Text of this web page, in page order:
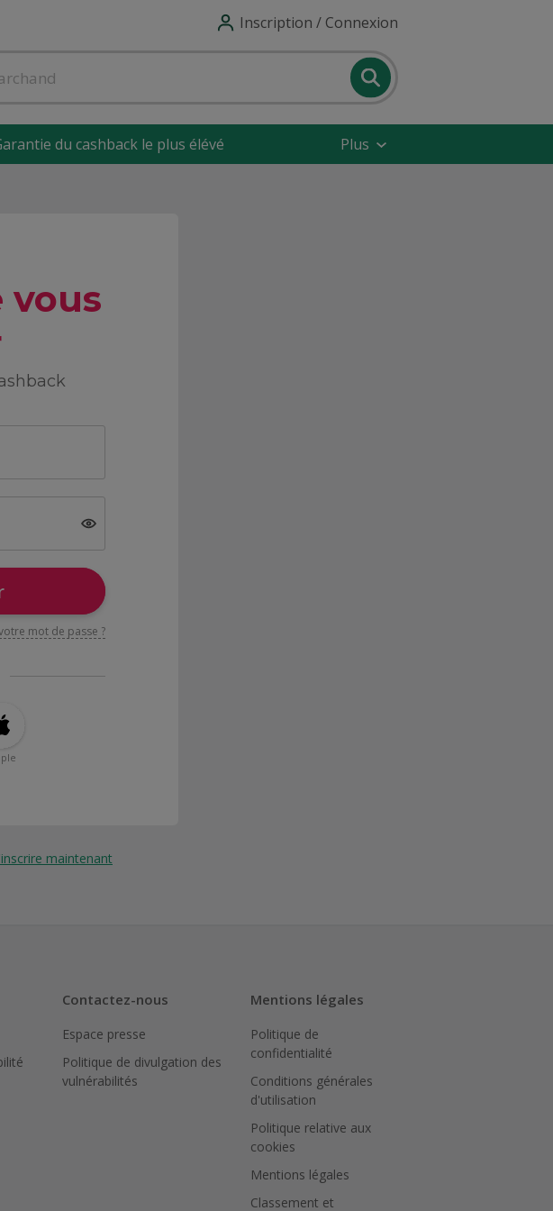
Inscription / Connexion
du cashback le plus élévé Plus
vous
mot de passe ?
maintenant
Contactez-nous
Espace presse
Politique de divulgation des
vulnérabilités
Mentions légales
Politique de
confidentialité
Conditions générales
d'utilisation
Politique relative aux
cookies
Mentions légales
Classement et